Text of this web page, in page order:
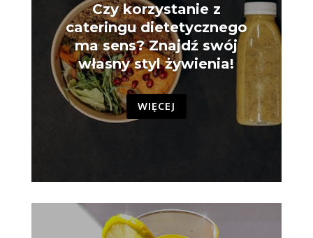
Czy korzystanie z
cateringu dietetycznego
ma sens? Znajdź swój
własny styl żywienia!
WIĘCEJ